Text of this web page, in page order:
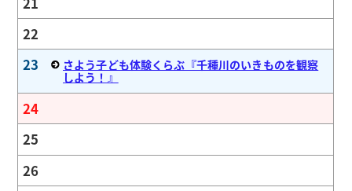
22
23
さよう子ども体験くらぶ『千種川のいきものを観察
しよう！』
24
25
26